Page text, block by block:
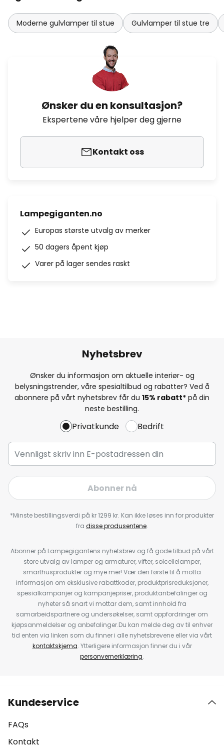
Moderne gulvlamper til stue Gulvlamper til stue tre
Ønsker du en konsultasjon?
Ekspertene våre hjelper deg gjerne
Kontakt oss
Lampegiganten.no
Europas største utvalg av merker
50 dagers åpent kjøp
Varer på lager sendes raskt
Nyhetsbrev
Ønsker du informasjon om aktuelle interiør- og
belysningstrender, våre spesialtilbud og rabatter? Ved å
abonnere på vårt nyhetsbrev får du 15% rabatt* på din
neste bestilling.
Privatkunde Bedrift
Abonner nå
*Minste bestillingsverdi på kr 1299 kr. Kan ikke løses inn for produkter
fra disse produsentene.
Abonner på Lampegigantens nyhetsbrev og få gode tilbud på vårt
store utvalg av lamper og armaturer, vifter, solcellelamper,
smarthusprodukter og mye mer! Vær den første til å motta
informasjon om eksklusive rabattkoder, produktprisreduksjoner,
spesialkampanjer og kampanjepriser, produktanbefalinger og
nyheter så snart vi mottar dem, samt innhold fra
samarbeidspartnere og undersøkelser, samt oppfordringer om
kjøpsanmeldelser og anbefalinger.Du kan melde deg av til enhver
tid enten via linken som du finner i alle nyhetsbrevene eller via vårt
kontaktskjema. Ytterligere informasjon finner du i vår
personvernerklæring.
Kundeservice
FAQs
Kontakt